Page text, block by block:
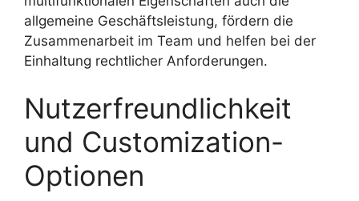
allgemeine Geschäftsleistung, fördern die
Zusammenarbeit im Team und helfen bei der
Einhaltung rechtlicher Anforderungen.
Nutzerfreundlichkeit
und Customization-
Optionen